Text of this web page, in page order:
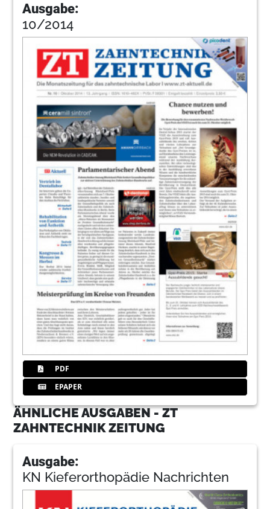
Ausgabe:
10/2014
PDF
EPAPER
ÄHNLICHE AUSGABEN - ZT
ZAHNTECHNIK ZEITUNG
Ausgabe:
KN Kieferorthopädie Nachrichten